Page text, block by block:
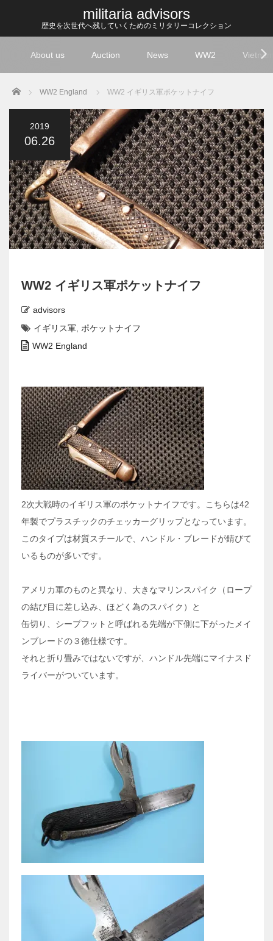
militaria advisors
歴史を次世代へ残していくためのミリタリーコレクション
About us Auction News WW2
Home WW2 England WW2 イギリス軍ポケットナイフ
2019
06.26
WW2 イギリス軍ポケットナイフ
advisors
イギリス軍 ポケットナイフ
WW2 England
2次大戦時のイギリス軍のポケットナイフです。こちらは42
年製でプラスチックのチェッカーグリップとなっています。
このタイプは材質スチールで、ハンドル・ブレードが錆びて
いるものが多いです。
アメリカ軍のものと異なり、大きなマリンスパイク（ロープ
の結び目に差し込み、ほどく為のスパイク）と
缶切り、シープフットと呼ばれる先端が下側に下がったメイ
ンブレードの３徳仕様です。
それと折り畳みではないですが、ハンドル先端にマイナスド
ライバーがついています。